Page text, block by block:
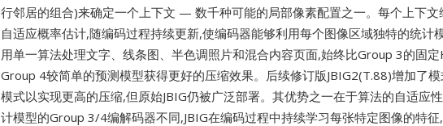
行邻居的组合)来确定一个上下文 — 数千种可能的局部像素配置之一。每个上下文
自适应概率估计,随编码过程持续更新,使编码器能够利用每个图像区域独特的统计
用单一算法处理文字、线条图、半色调照片和混合内容页面,始终比Group 3的固
Group 4较简单的预测模型获得更好的压缩效果。后续修订版JBIG2(T.88)增加了
模式以实现更高的压缩,但原始JBIG仍被广泛部署。其优势之一在于算法的自适应
计模型的Group 3/4编解码器不同,JBIG在编码过程中持续学习每张特定图像的特